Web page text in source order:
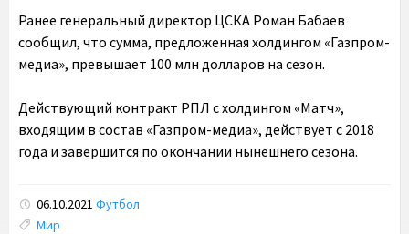
Ранее генеральный директор ЦСКА Роман Бабаев
сообщил, что сумма, предложенная холдингом «Газпром-
медиа», превышает 100 млн долларов на сезон.
Действующий контракт РПЛ с холдингом «Матч»,
входящим в состав «Газпром-медиа», действует с 2018
года и завершится по окончании нынешнего сезона.
06.10.2021 Футбол
Tags:
Мир